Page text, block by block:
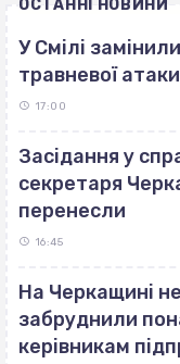
ОСТАННІ НОВИНИ
У Смілі
травневої
17:00
Засідання у
секретаря
перенесли
16:45
На Черкащині
забруднили
керівникам